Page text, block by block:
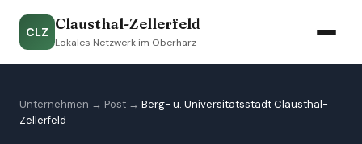
CLZ Clausthal-Zellerfeld
Lokales Netzwerk im Oberharz
Unternehmen → Post → Berg- u. Universitätsstadt Clausthal-
Zellerfeld